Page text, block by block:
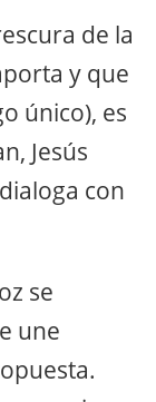
de la
y que
único), es
Jesús
con
se
une